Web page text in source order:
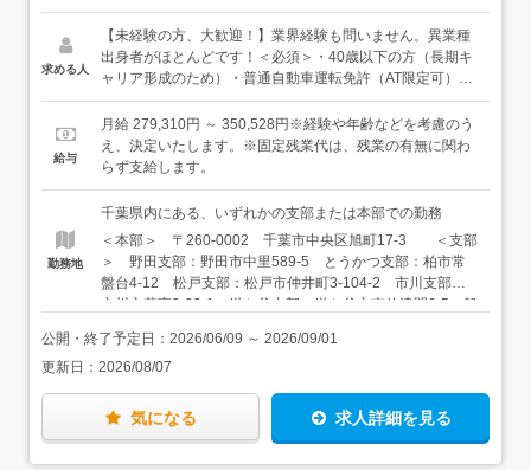
手続き業務や組合員の各種サポート業務をお任せします。
＜具体的には…＞・各種事務手続き（組合の加入・脱退、
共済・健康保険・労働保険など）・組合員の相談窓口業
務・新規の組合加入者を増やす活動（紹介いただいた方へ
のための活動＜入職後は…＞配属の支部（または本部）に
て、OJT研修で仕事を覚えていきます。まずは先輩と一緒
に各種手続き業務や分会などの集まりにも参加しながら、
求める人
【未経験の方、大歓迎！】業界経験も問いません。異業種
出身者がほとんどです！＜必須＞・40歳以下の方（長期キ
ャリア形成のため）・普通自動車運転免許（AT限定可）・
基本的なPC操作ができる方＜こんな方に向いています＞・
誰かの役に立ちたいという気持ちがある方・人と話すのが
好きな方★トークスキルは関係ありません。誠実に接する
ことができれば、活躍できます。
給与
月給 279,310円 ～ 350,528円※経験や年齢などを考慮のう
え、決定いたします。※固定残業代は、残業の有無に関わ
らず支給します。
勤務地
千葉県内にある、いずれかの支部または本部での勤務
＜本部＞ 〒260-0002 千葉市中央区旭町17-3 ＜支部
＞ 野田支部：野田市中里589-5 とうかつ支部：柏市常
盤台4-12 松戸支部：松戸市仲井町3-104-2 市川支部：
市川市若宮3-23-1 鎌ケ谷支部：鎌ケ谷市南佐津間6-5 船
代市大和田新田113-1 佐倉支部：佐倉市田町70-1 八街
支部：八街市八街ほ718-8 千葉支部：千葉市稲毛区天台
5-24-8 長生支部：茂原市東郷1173-6 市原支部：市原市
西広6-20-17 かずさ支部：君津市杢師3-2-5 佐原支部：
香取市佐原ロ2028 いすみ支部：いすみ市大原9706-1
公開・終了予定日： 2026/06/09 ～ 2026/09/01
更新日： 2026/08/07
気になる 求人詳細を見る